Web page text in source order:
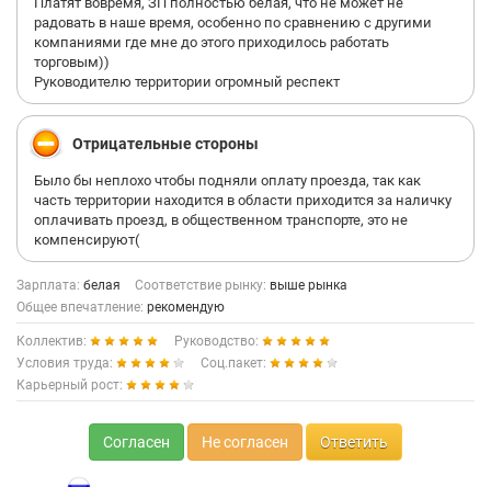
радовать в наше время, особенно по сравнению с другими
компаниями где мне до этого приходилось работать
торговым))
Руководителю территории огромный респект
Отрицательные стороны
Было бы неплохо чтобы подняли оплату проезда, так как
часть территории находится в области приходится за наличку
оплачивать проезд, в общественном транспорте, это не
компенсируют(
Зарплата: белая Соответствие рынку: выше рынка
Общее впечатление: рекомендую
Коллектив:
Руководство:
Условия труда:
Соц.пакет:
Карьерный рост:
Согласен Не согласен Ответить